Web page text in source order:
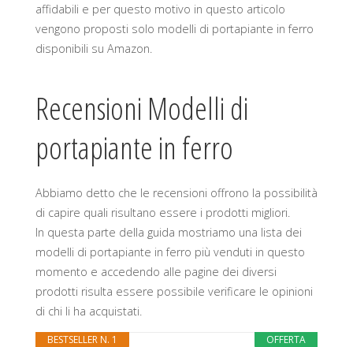
affidabili e per questo motivo in questo articolo
vengono proposti solo modelli di portapiante in ferro
disponibili su Amazon.
Recensioni Modelli di
portapiante in ferro
Abbiamo detto che le recensioni offrono la possibilità
di capire quali risultano essere i prodotti migliori.
In questa parte della guida mostriamo una lista dei
modelli di portapiante in ferro più venduti in questo
momento e accedendo alle pagine dei diversi
prodotti risulta essere possibile verificare le opinioni
di chi li ha acquistati.
OFFERTA
BESTSELLER N. 1